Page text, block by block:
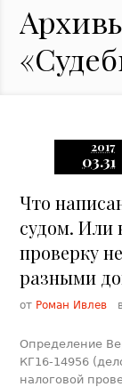
2017
03.31
Что
судом. Или
проверку
разными
от Роман Ивлев
Определение
КГ16-14956
налоговой